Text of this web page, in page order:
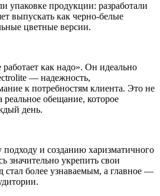
упаковке продукции: разработали
выпускать как черно-белые
цветные версии.
работает как надо». Он идеально
— надежность,
к потребностям клиента. Это не
реальное обещание, которое
день.
подходу и созданию харизматичного
значительно укрепить свои
более узнаваемым, а главное —